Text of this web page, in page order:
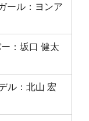
ール：ヨンア
：坂口 健太
ル：北山 宏